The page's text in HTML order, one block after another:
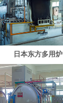
日本东方多用炉